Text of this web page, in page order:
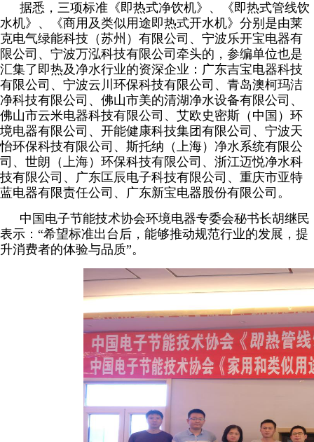
据悉，三项标准《即热式净饮机》、《即热式管线饮
水机》、《商用及类似用途即热式开水机》分别是由莱
克电气绿能科技（苏州）有限公司、宁波乐开宝电器有
限公司、宁波万泓科技有限公司牵头的，参编单位也是
汇集了即热及净水行业的资深企业：广东吉宝电器科技
有限公司、宁波云川环保科技有限公司、青岛澳柯玛洁
净科技有限公司、佛山市美的清湖净水设备有限公司、
佛山市云米电器科技有限公司、艾欧史密斯（中国）环
境电器有限公司、开能健康科技集团有限公司、宁波天
怡环保科技有限公司、斯托纳（上海）净水系统有限公
司、世朗（上海）环保科技有限公司、浙江迈悦净水科
技有限公司、广东匞辰电子科技有限公司、重庆市亚特
蓝电器有限责任公司、广东新宝电器股份有限公司。
中国电子节能技术协会环境电器专委会秘书长胡继民
表示：“希望标准出台后，能够推动规范行业的发展，提
升消费者的体验与品质”。